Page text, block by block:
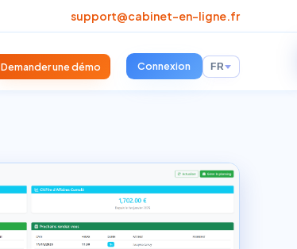
support@cabinet-en-ligne.fr
Demander une démo Connexion FR